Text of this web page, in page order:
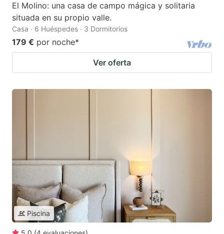
El Molino: una casa de campo mágica y solitaria
situada en su propio valle.
Casa · 6 Huéspedes · 3 Dormitorios
179 € por noche*
Ver oferta
Piscina